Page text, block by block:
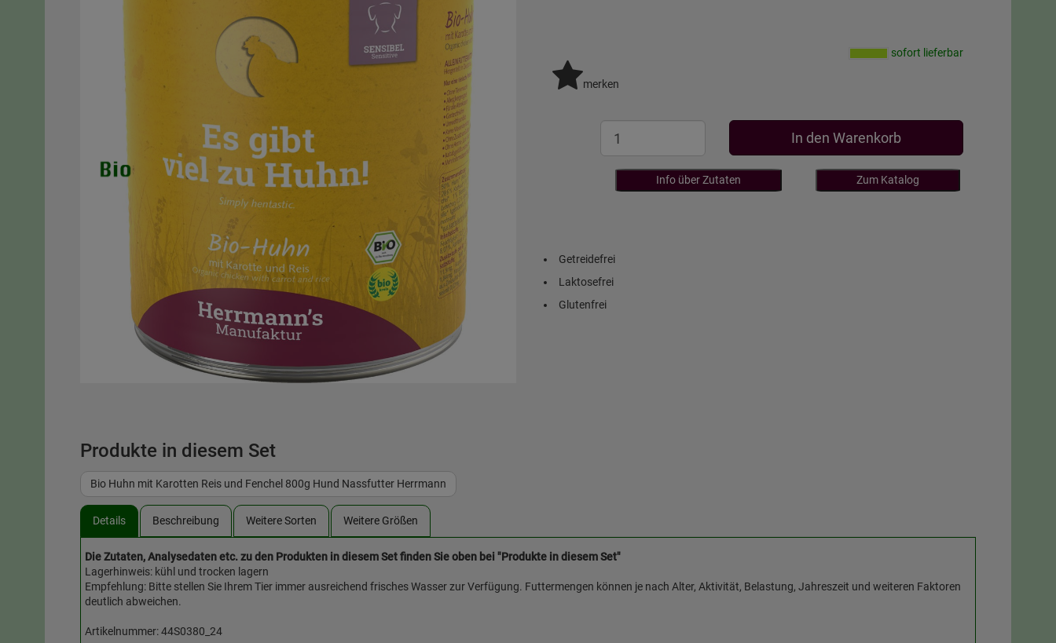
sofort lieferbar
merken
In den Warenkorb
Info über Zutaten Zum Katalog
Getreidefrei
Laktosefrei
Glutenfrei
Produkte in diesem Set
Bio Huhn mit Karotten Reis und Fenchel 800g Hund Nassfutter Herrmann
Details Beschreibung Weitere Sorten Weitere Größen
Die Zutaten, Analysedaten etc. zu den Produkten in diesem Set finden Sie oben bei "Produkte in diesem Set"
Lagerhinweis: kühl und trocken lagern
Empfehlung: Bitte stellen Sie Ihrem Tier immer ausreichend frisches Wasser zur Verfügung. Futtermengen können je nach Alter, Aktivität, Belastung, Jahreszeit und weiteren Faktoren
deutlich abweichen.
Artikelnummer: 44S0380_24